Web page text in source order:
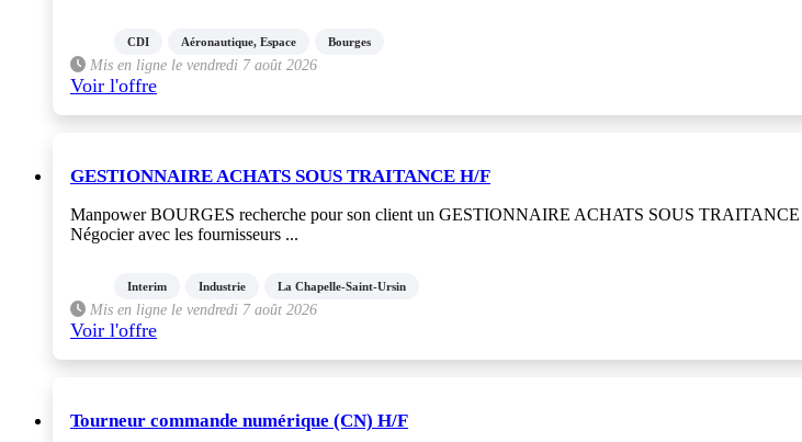
CDI Aéronautique, Espace Bourges
Mis en ligne le vendredi 7 août 2026
Voir l'offre
GESTIONNAIRE ACHATS SOUS TRAITANCE H/F
Manpower BOURGES recherche pour son client un GESTIONNAIRE ACHATS SOUS TRAITANCE
Négocier avec les fournisseurs ...
Interim Industrie La Chapelle-Saint-Ursin
Mis en ligne le vendredi 7 août 2026
Voir l'offre
Tourneur commande numérique (CN) H/F